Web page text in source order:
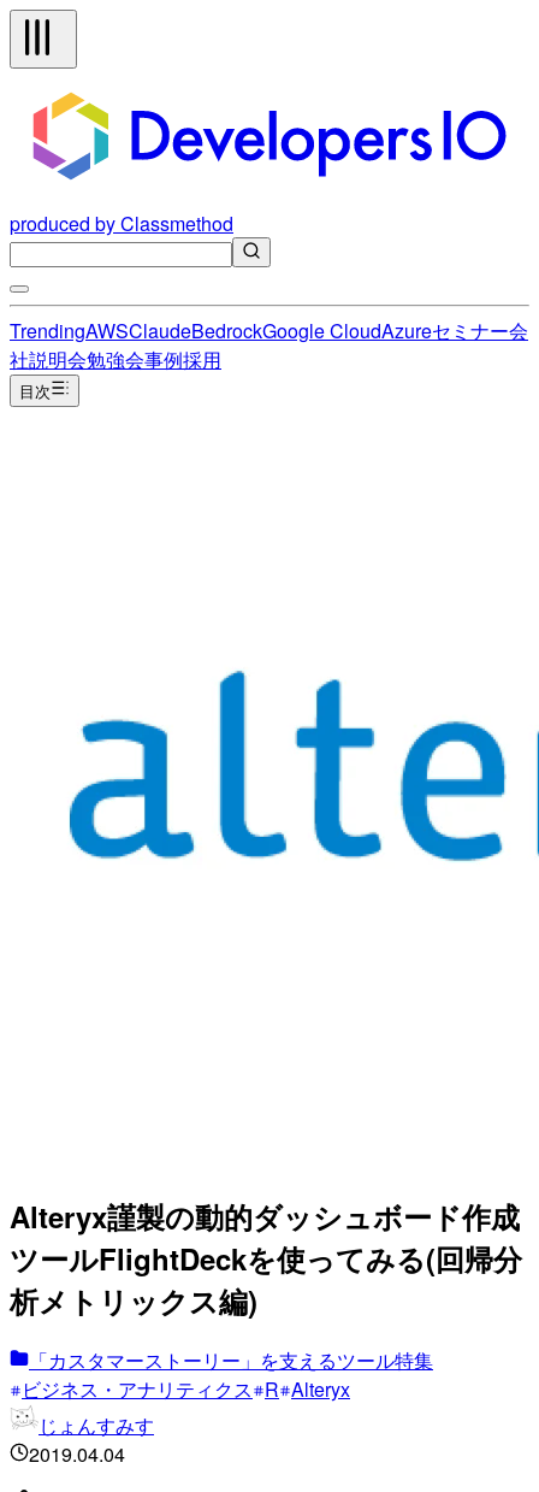
produced by Classmethod
TrendingAWSClaudeBedrockGoogle CloudAzureセミナー会
社説明会勉強会事例採用
目次
Alteryx謹製の動的ダッシュボード作成
ツールFlightDeckを使ってみる(回帰分
析メトリックス編)
「カスタマーストーリー」を支えるツール特集
ビジネス・アナリティクス R Alteryx
じょんすみす
2019.04.04